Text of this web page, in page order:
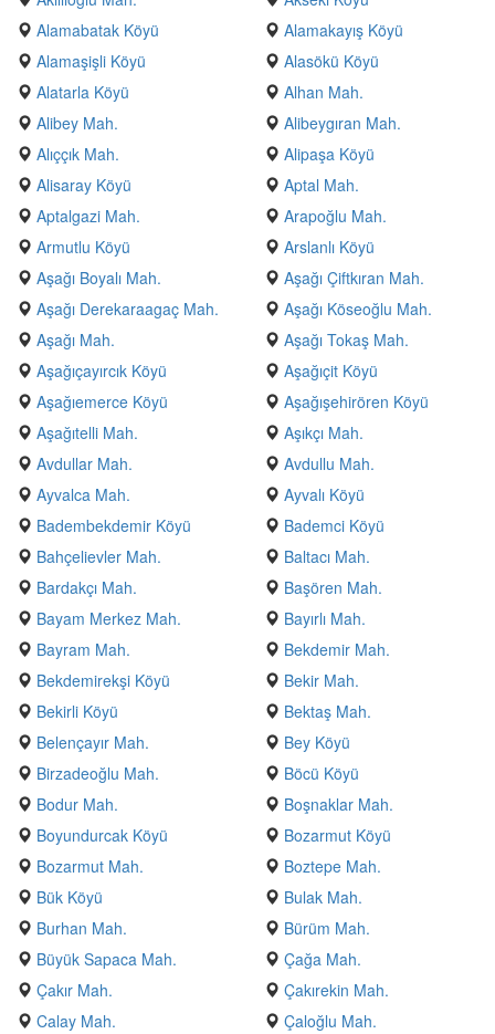
Alamabatak Köyü
Alamakayış Köyü
Alamaşişli Köyü
Alasökü Köyü
Alatarla Köyü
Alhan Mah.
Alibey Mah.
Alibeygıran Mah.
Alıççık Mah.
Alipaşa Köyü
Alisaray Köyü
Aptal Mah.
Aptalgazi Mah.
Arapoğlu Mah.
Armutlu Köyü
Arslanlı Köyü
Aşağı Boyalı Mah.
Aşağı Çiftkıran Mah.
Aşağı Derekaraagaç Mah.
Aşağı Köseoğlu Mah.
Aşağı Mah.
Aşağı Tokaş Mah.
Aşağıçayırcık Köyü
Aşağıçit Köyü
Aşağıemerce Köyü
Aşağışehirören Köyü
Aşağıtelli Mah.
Aşıkçı Mah.
Avdullar Mah.
Avdullu Mah.
Ayvalca Mah.
Ayvalı Köyü
Badembekdemir Köyü
Bademci Köyü
Bahçelievler Mah.
Baltacı Mah.
Bardakçı Mah.
Başören Mah.
Bayam Merkez Mah.
Bayırlı Mah.
Bayram Mah.
Bekdemir Mah.
Bekdemirekşi Köyü
Bekir Mah.
Bekirli Köyü
Bektaş Mah.
Belençayır Mah.
Bey Köyü
Birzadeoğlu Mah.
Böcü Köyü
Bodur Mah.
Boşnaklar Mah.
Boyundurcak Köyü
Bozarmut Köyü
Bozarmut Mah.
Boztepe Mah.
Bük Köyü
Bulak Mah.
Burhan Mah.
Bürüm Mah.
Büyük Sapaca Mah.
Çağa Mah.
Çakır Mah.
Çakırekin Mah.
Calay Mah.
Çaloğlu Mah.